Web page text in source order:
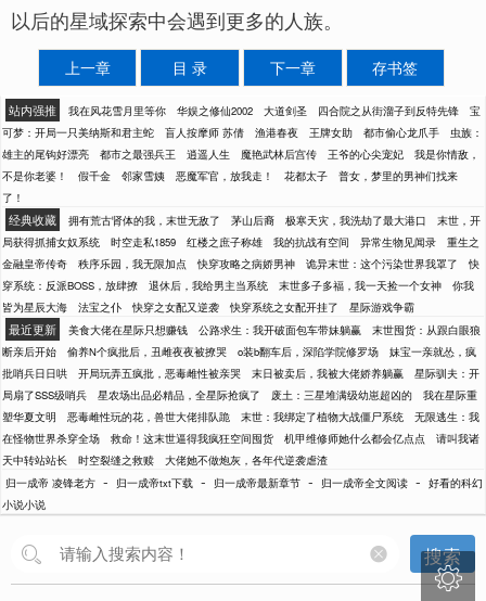
以后的星域探索中会遇到更多的人族。
上一章 目 录 下一章 存书签
站内强推 我在风花雪月里等你 华娱之修仙2002 大道剑圣 四合院之从街溜子到反特先锋
宝
可梦：开局一只美纳斯和君主蛇
盲人按摩师 苏倩 渔港春夜 王牌女助 都市偷心龙爪手
虫族：
雄主的尾钩好漂亮
都市之最强兵王 逍遥人生 魔艳武林后宫传 王爷的心尖宠妃
我是你情敌，
不是你老婆！
假千金 邻家雪姨 恶魔军官，放我走！ 花都太子
普女，梦里的男神们找来
了！
经典收藏 拥有荒古肾体的我，末世无敌了 茅山后裔 极寒天灾，我洗劫了最大港口
末世，开
局获得抓捕女奴系统
时空走私1859 红楼之庶子称雄 我的抗战有空间 异常生物见闻录
重生之
金融皇帝传奇
秩序乐园，我无限加点 快穿攻略之病娇男神 诡异末世：这个污染世界我罩了
快
穿系统：反派BOSS，放肆撩
退休后，我给男主当系统 末世多子多福，我一天捡一个女神
你我
皆为星辰大海
法宝之仆 快穿之女配又逆袭 快穿系统之女配开挂了 星际游戏争霸
最近更新 美食大佬在星际只想赚钱 公路求生：我开破面包车带妹躺赢
末世囤货：从跟白眼狼
断亲后开始
偷养N个疯批后，丑雌夜夜被撩哭 o装b翻车后，深陷学院修罗场
妹宝一亲就怂，疯
批哨兵日日哄
开局玩弄五疯批，恶毒雌性被亲哭 末日被卖后，我被大佬娇养躺赢
星际驯夫：开
局扇了SSS级哨兵
星农场出品必精品，全星际抢疯了 废土：三星堆满级幼崽超凶的
我在星际重
塑华夏文明
恶毒雌性玩的花，兽世大佬排队跪 末世：我绑定了植物大战僵尸系统
无限逃生：我
在怪物世界杀穿全场
救命！这末世逼得我疯狂空间囤货 机甲维修师她什么都会亿点点
请叫我诸
天中转站站长
时空裂缝之救赎
大佬她不做炮灰，各年代逆袭虐渣
归一成帝 凌锋老方 - 归一成帝txt下载 - 归一成帝最新章节 - 归一成帝全文阅读 - 好看的科幻
小说小说
搜索
